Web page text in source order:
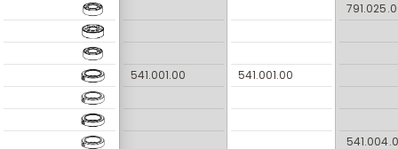
541.001.00 541.001.00